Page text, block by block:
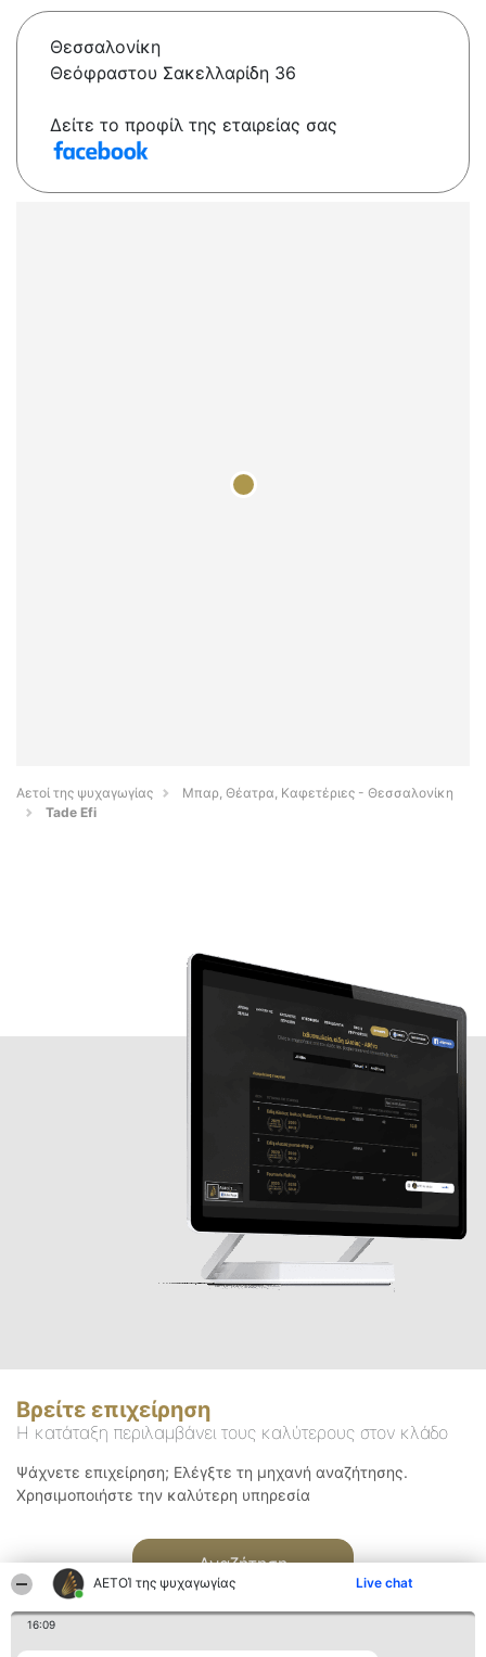
ΑΕΤΟΊ της ψυχαγωγίας Live chat
16:09
Θεσσαλονίκη
Θεόφραστου Σακελλαρίδη 36
Δείτε το προφίλ της εταιρείας σας
Αετοί της ψυχαγωγίας
Μπαρ, Θέατρα, Καφετέριες - Θεσσαλονίκη
Tade Efi
Βρείτε επιχείρηση
Η κατάταξη περιλαμβάνει τους καλύτερους στον κλάδο
Ψάχνετε επιχείρηση; Ελέγξτε τη μηχανή αναζήτησης.
Χρησιμοποιήστε την καλύτερη υπηρεσία
Αναζήτηση